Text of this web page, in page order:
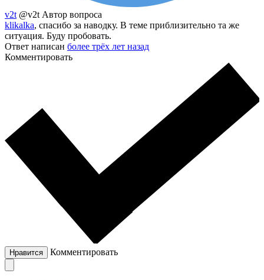
v2t @v2t Автор вопроса
klikalka, спасибо за наводку. В теме приблизительно та же
ситуация. Буду пробовать.
Ответ написан более трёх лет назад
Комментировать
Нравится Комментировать